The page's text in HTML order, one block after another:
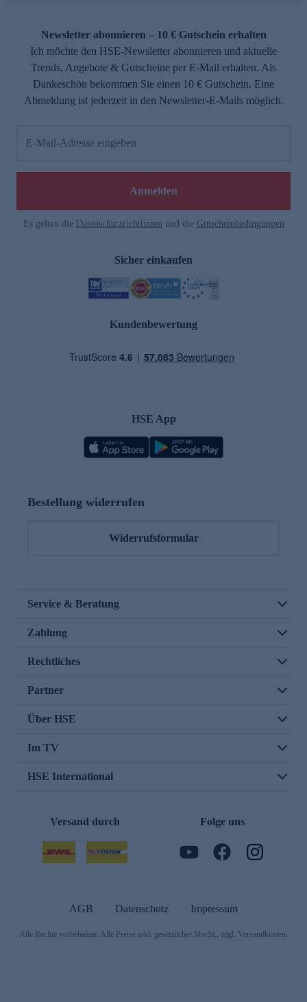
Newsletter abonnieren – 10 € Gutschein erhalten
Ich möchte den HSE-Newsletter abonnieren und aktuelle
Trends, Angebote & Gutscheine per E-Mail erhalten. Als
Dankeschön bekommen Sie einen 10 € Gutschein. Eine
Abmeldung ist jederzeit in den Newsletter-E-Mails möglich.
E-Mail-Adresse eingeben
Anmelden
Es gelten die Datenschutzrichtlinien und die Gutscheinbedingungen
Sicher einkaufen
Kundenbewertung
HSE App
Bestellung widerrufen
Widerrufsformular
Service & Beratung
Zahlung
Rechtliches
Partner
Über HSE
Im TV
HSE International
Versand durch Folge uns
AGB Datenschutz Impressum
Alle Rechte vorbehalten. Alle Preise inkl. gesetzlicher MwSt., zzgl. Versandkosten.